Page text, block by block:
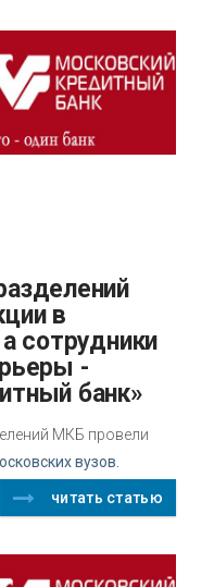
в
сотрудники
-
банк»
МКБ провели
вузов.
читать статью